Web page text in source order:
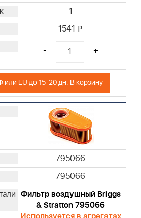
1
1541 i
- +
Поставка из РФ или EU до 15-20 дн. В корзину
795066
795066
Фильтр воздушный Briggs
& Stratton 795066